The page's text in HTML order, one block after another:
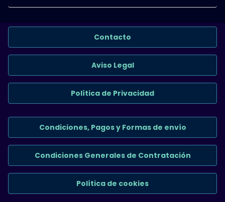
Contacto
Aviso Legal
Política de Privacidad
Condiciones, Pagos y Formas de envío
Condiciones Generales de Contratación
Política de cookies